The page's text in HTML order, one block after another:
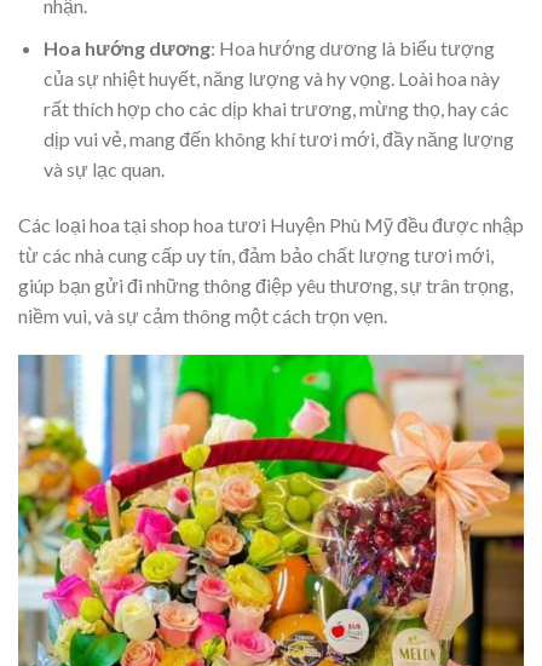
nhận.
Hoa hướng dương: Hoa hướng dương là biểu tượng
của sự nhiệt huyết, năng lượng và hy vọng. Loài hoa này
rất thích hợp cho các dịp khai trương, mừng thọ, hay các
dịp vui vẻ, mang đến không khí tươi mới, đầy năng lượng
và sự lạc quan.
Các loại hoa tại shop hoa tươi Huyện Phù Mỹ đều được nhập
từ các nhà cung cấp uy tín, đảm bảo chất lượng tươi mới,
giúp bạn gửi đi những thông điệp yêu thương, sự trân trọng,
niềm vui, và sự cảm thông một cách trọn vẹn.